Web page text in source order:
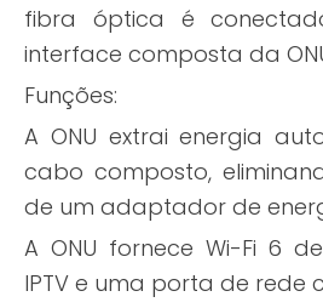
fibra óptica é
interface composta da
Funções:
A ONU extrai energia
cabo composto,
de um adaptador de
A ONU fornece Wi-Fi 6
IPTV e uma porta de rede